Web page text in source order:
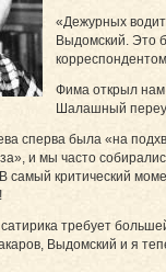
«Дежурных
Выдомский. Это
корреспондентом.
Фима открыл нам
Шалашный
сперва была «на
и мы часто
самый критический
требует
Выдомский и я